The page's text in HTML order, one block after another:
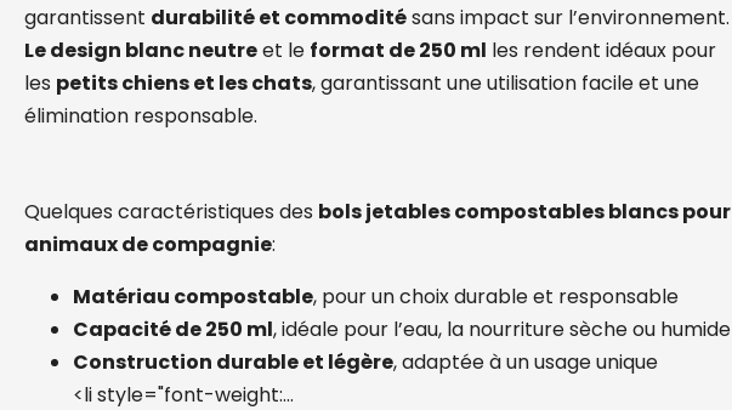
garantissent durabilité et commoditésans impact sur l’environnement.
Le design blanc neutreet le format de 250 ml les rendent idéaux pour
les petits chiens et les chats, garantissant une utilisation facile et une
élimination responsable.
Quelques caractéristiques des bols jetables compostables blancs pour
animaux de compagnie:
Matériau compostable, pour un choix durable et responsable
Capacité de 250 ml, idéale pour l’eau, la nourriture sèche ou humide
Construction durable et légère, adaptée à un usage unique
<li style="font-weight:…